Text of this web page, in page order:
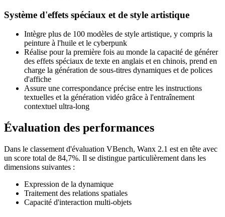
Système d'effets spéciaux et de style artistique
Intègre plus de 100 modèles de style artistique, y compris la
peinture à l'huile et le cyberpunk
Réalise pour la première fois au monde la capacité de générer
des effets spéciaux de texte en anglais et en chinois, prend en
charge la génération de sous-titres dynamiques et de polices
d'affiche
Assure une correspondance précise entre les instructions
textuelles et la génération vidéo grâce à l'entraînement
contextuel ultra-long
Évaluation des performances
Dans le classement d'évaluation VBench, Wanx 2.1 est en tête avec
un score total de 84,7%. Il se distingue particulièrement dans les
dimensions suivantes :
Expression de la dynamique
Traitement des relations spatiales
Capacité d'interaction multi-objets